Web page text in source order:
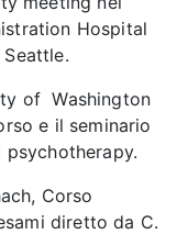
Hospital
of Washington
e il seminario
Corso
diretto da C.